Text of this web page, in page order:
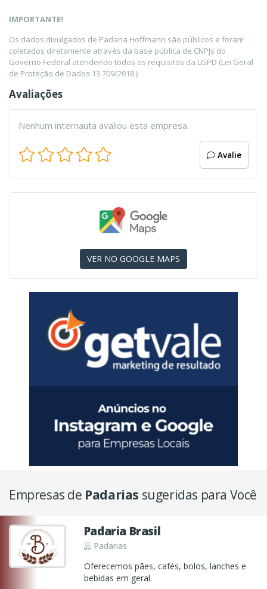
IMPORTANTE!
Os dados divulgados de Padaria Hoffmann são públicos e foram
coletados diretamente através da base pública de CNPJs do
Governo Federal atendendo todos os requisitos da LGPD (Lei Geral
de Proteção de Dados 13.709/2018 )
Avaliações
Nenhum internauta avaliou esta empresa.
Avalie
VER NO GOOGLE MAPS
Empresas de Padarias sugeridas para Você
Padaria Brasil
Padarias
Oferecemos pães, cafés, bolos, lanches e
bebidas em geral.